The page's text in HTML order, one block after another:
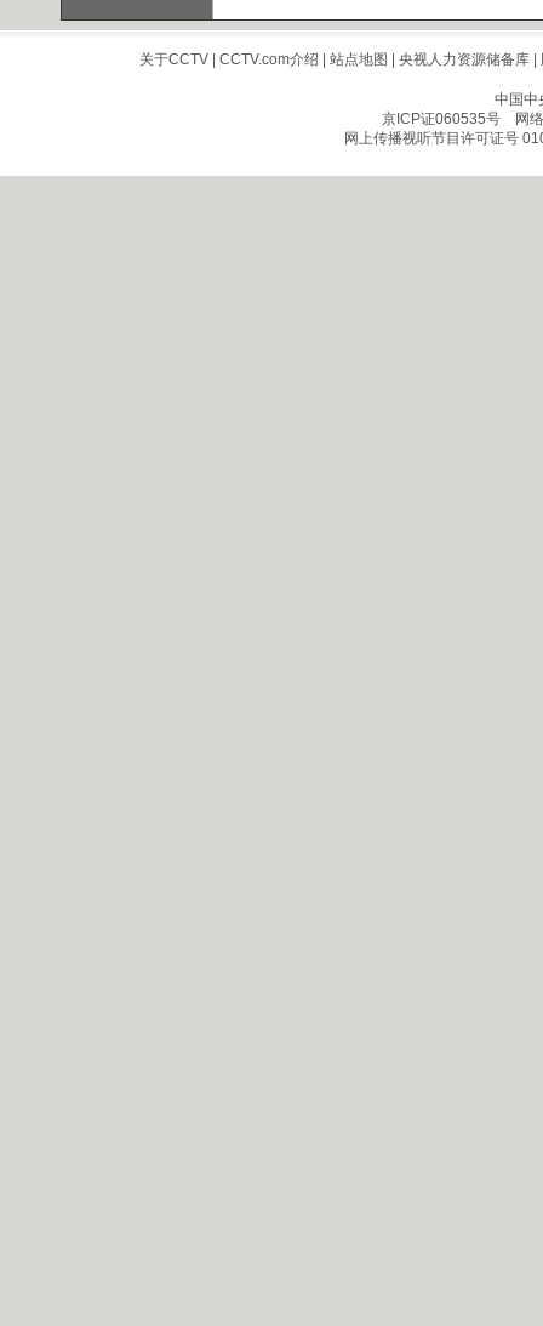
关于CCTV| CCTV.com介绍 站点地图 央视人力资源储备库|
中国中
京ICP证060535号网络
网上传播视听节目许可证号